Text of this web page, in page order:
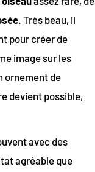
. Très beau, il
pour créer de
image sur les
ornement de
devient possible,
avec des
agréable que